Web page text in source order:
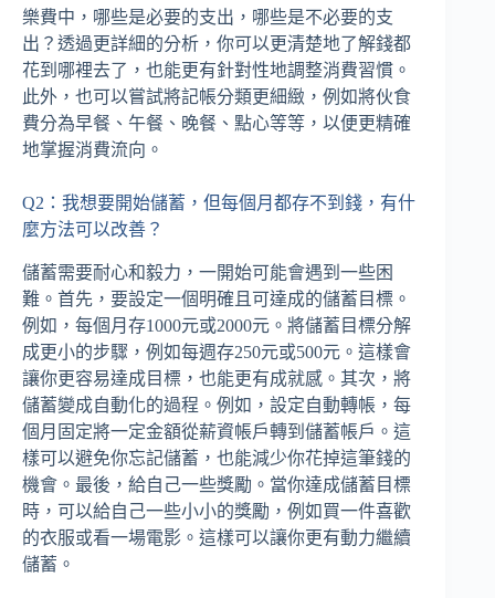
樂費中，哪些是必要的支出，哪些是不必要的支
出？透過更詳細的分析，你可以更清楚地了解錢都
花到哪裡去了，也能更有針對性地調整消費習慣。
此外，也可以嘗試將記帳分類更細緻，例如將伙食
費分為早餐、午餐、晚餐、點心等等，以便更精確
地掌握消費流向。
Q2：我想要開始儲蓄，但每個月都存不到錢，有什
麼方法可以改善？
儲蓄需要耐心和毅力，一開始可能會遇到一些困
難。首先，要設定一個明確且可達成的儲蓄目標。
例如，每個月存1000元或2000元。將儲蓄目標分解
成更小的步驟，例如每週存250元或500元。這樣會
讓你更容易達成目標，也能更有成就感。其次，將
儲蓄變成自動化的過程。例如，設定自動轉帳，每
個月固定將一定金額從薪資帳戶轉到儲蓄帳戶。這
樣可以避免你忘記儲蓄，也能減少你花掉這筆錢的
機會。最後，給自己一些獎勵。當你達成儲蓄目標
時，可以給自己一些小小的獎勵，例如買一件喜歡
的衣服或看一場電影。這樣可以讓你更有動力繼續
儲蓄。